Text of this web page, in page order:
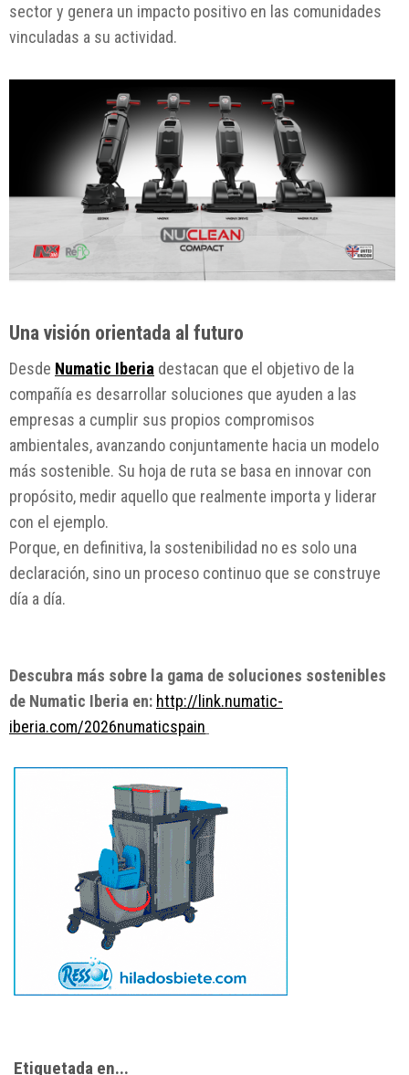
sector y genera un impacto positivo en las comunidades
vinculadas a su actividad.
Una visión orientada al futuro
Desde Numatic Iberia destacan que el objetivo de la
compañía es desarrollar soluciones que ayuden a las
empresas a cumplir sus propios compromisos
ambientales, avanzando conjuntamente hacia un modelo
más sostenible. Su hoja de ruta se basa en innovar con
propósito, medir aquello que realmente importa y liderar
con el ejemplo.
Porque, en definitiva, la sostenibilidad no es solo una
declaración, sino un proceso continuo que se construye
día a día.
Descubra más sobre la gama de soluciones sostenibles
de Numatic Iberia en: http://link.numatic-
iberia.com/2026numaticspain
Etiquetada en...